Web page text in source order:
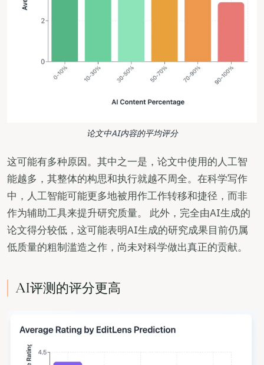
论文中AI内容的平均评分
这可能有多种原因。其中之一是，论文中使用的人工智
能越多，其整体的构思和执行就越不周全。在科学写作
中，人工智能可能更多地被用作工作转移和捷径，而非
作为辅助工具来提升研究质量。 此外，完全由AI生成的
论文得分较低，这可能表明AI生成的研究成果目前仍属
低质量的粗制滥造之作，尚未对科学做出真正的贡献。
AI评测的评分更高